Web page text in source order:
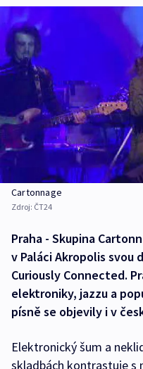
Cartonnage
Zdroj: ČT24
Praha - Skupina
v Paláci Akropolis svou
Curiously Connected.
elektroniky, jazzu a
písně se objevily i v
Elektronický šum a
skladbách kontrastuje s